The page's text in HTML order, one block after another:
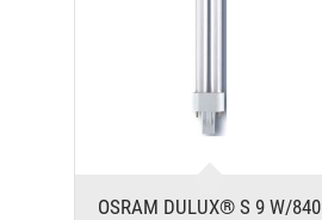
OSRAM DULUX® S 9 W/840